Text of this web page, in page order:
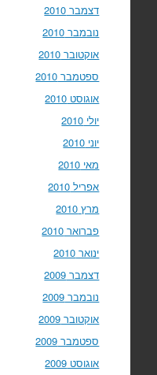
דצמבר 2010
נובמבר 2010
אוקטובר 2010
ספטמבר 2010
אוגוסט 2010
יולי 2010
יוני 2010
מאי 2010
אפריל 2010
מרץ 2010
פברואר 2010
ינואר 2010
דצמבר 2009
נובמבר 2009
אוקטובר 2009
ספטמבר 2009
אוגוסט 2009